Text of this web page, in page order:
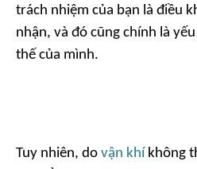
trách nhiệm của bạn là điều
nhận, và đó cũng chính là
thế của mình.
Tuy nhiên, do vận khí không